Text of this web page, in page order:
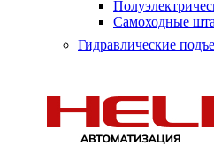
Самоходные
Гидравлические